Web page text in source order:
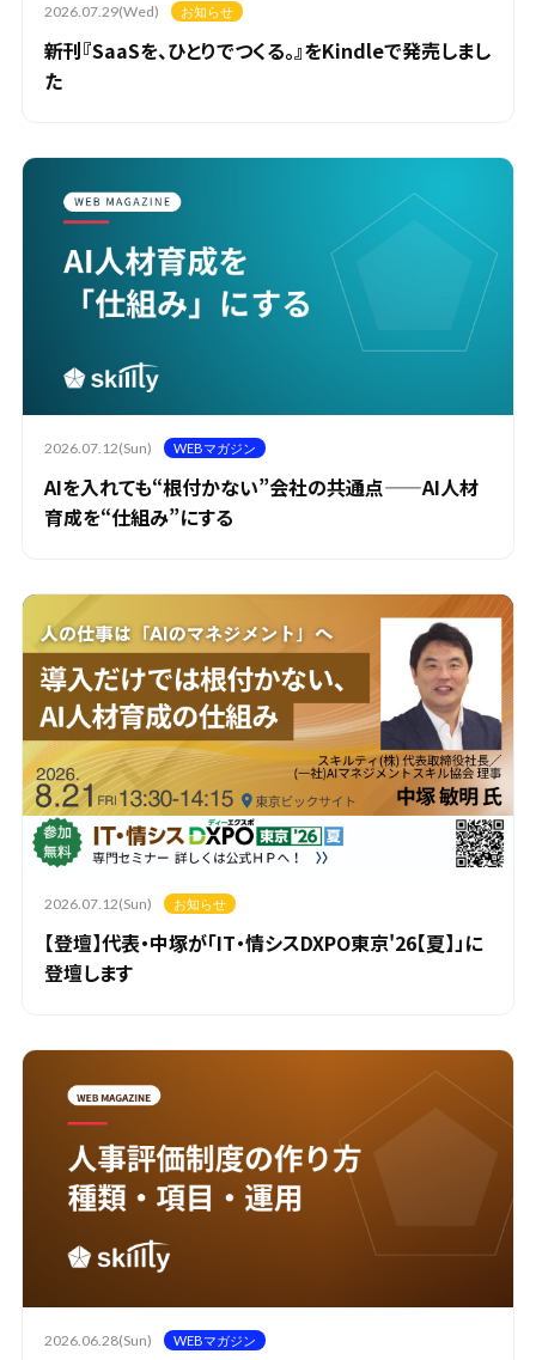
2026.07.29(Wed) お知らせ
新刊『SaaSを、ひとりでつくる。』をKindleで発売しまし
た
2026.07.12(Sun) WEBマガジン
AIを入れても“根付かない”会社の共通点——AI人材
育成を“仕組み”にする
2026.07.12(Sun) お知らせ
【登壇】代表・中塚が「IT・情シスDXPO東京'26【夏】」に
登壇します
2026.06.28(Sun) WEBマガジン